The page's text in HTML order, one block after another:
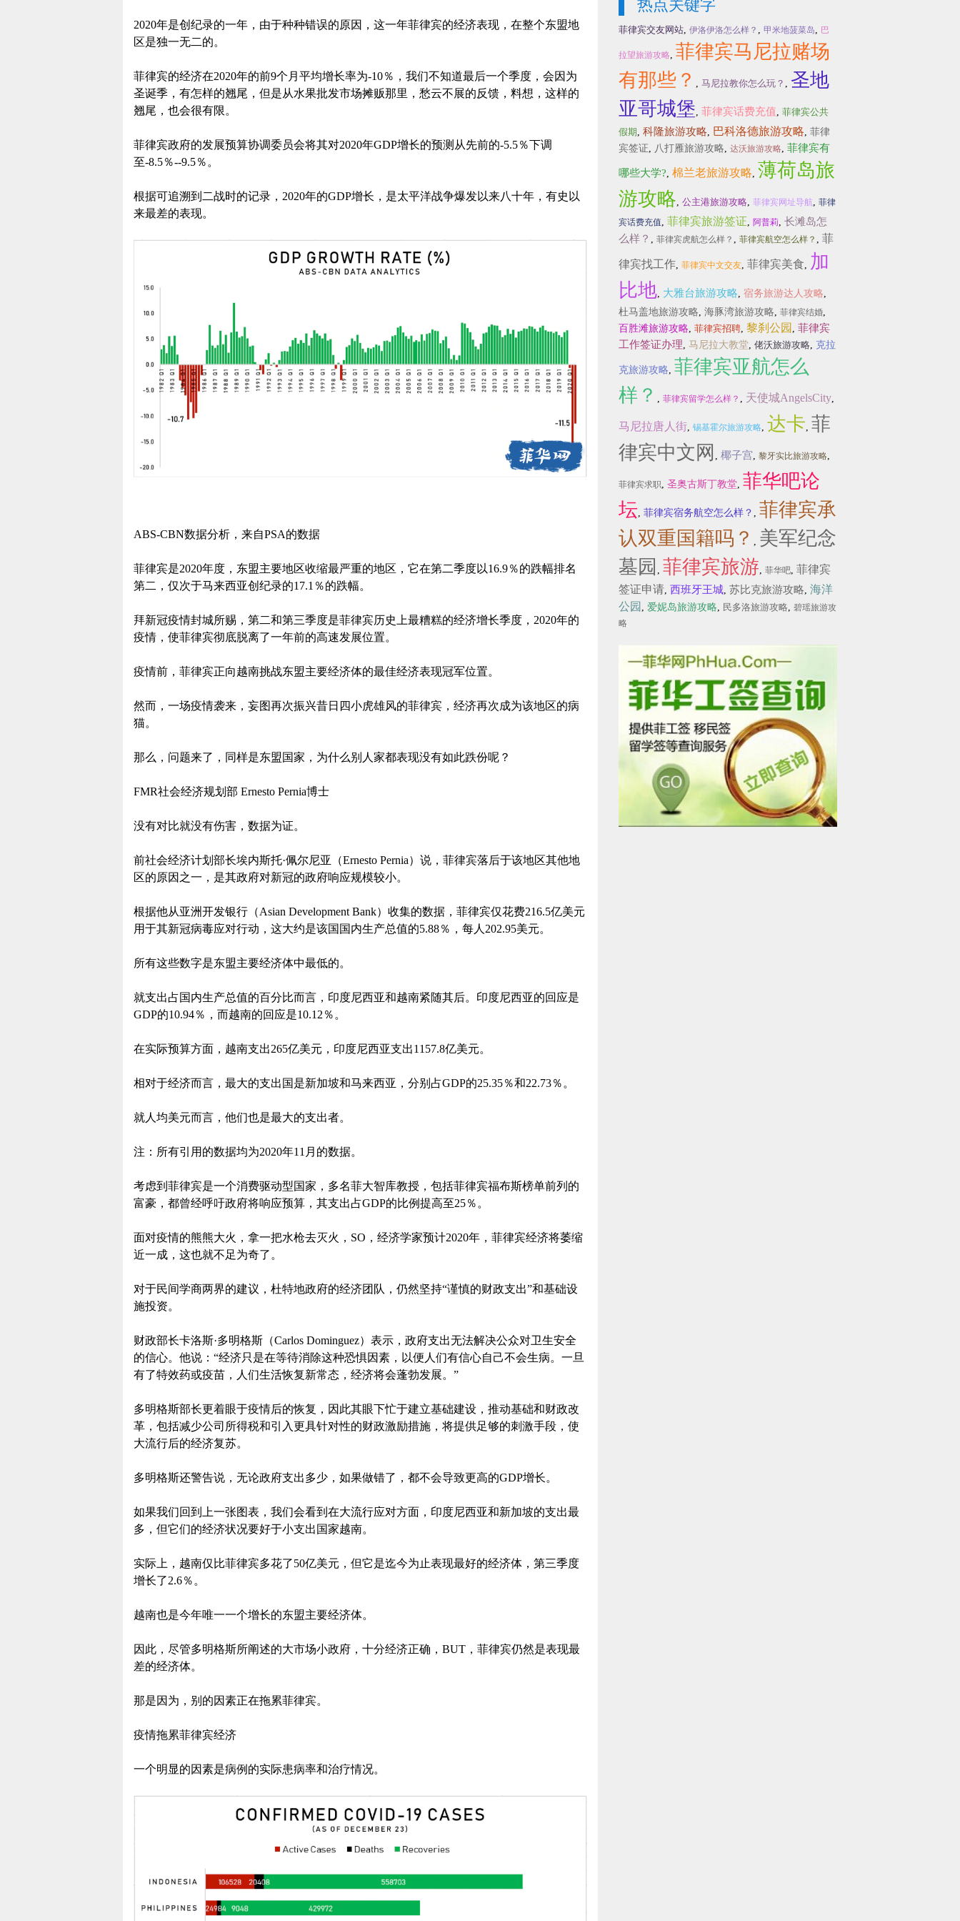
2020年是创纪录的一年，由于种种错误的原因，这一年菲律宾的经济表现，在整个东盟地
区是独一无二的。
菲律宾的经济在2020年的前9个月平均增长率为-10％，我们不知道最后一个季度，会因为
圣诞季，有怎样的翘尾，但是从水果批发市场摊贩那里，愁云不展的反馈，料想，这样的
翘尾，也会很有限。
菲律宾政府的发展预算协调委员会将其对2020年GDP增长的预测从先前的-5.5％下调
至-8.5％--9.5％。
根据可追溯到二战时的记录，2020年的GDP增长，是太平洋战争爆发以来八十年，有史以
来最差的表现。
ABS-CBN数据分析，来自PSA的数据
菲律宾是2020年度，东盟主要地区收缩最严重的地区，它在第二季度以16.9％的跌幅排名
第二，仅次于马来西亚创纪录的17.1％的跌幅。
拜新冠疫情封城所赐，第二和第三季度是菲律宾历史上最糟糕的经济增长季度，2020年的
疫情，使菲律宾彻底脱离了一年前的高速发展位置。
疫情前，菲律宾正向越南挑战东盟主要经济体的最佳经济表现冠军位置。
然而，一场疫情袭来，妄图再次振兴昔日四小虎雄风的菲律宾，经济再次成为该地区的病
猫。
那么，问题来了，同样是东盟国家，为什么别人家都表现没有如此跌份呢？
FMR社会经济规划部 Ernesto Pernia博士
没有对比就没有伤害，数据为证。
前社会经济计划部长埃内斯托·佩尔尼亚（Ernesto Pernia）说，菲律宾落后于该地区其他地
区的原因之一，是其政府对新冠的政府响应规模较小。
根据他从亚洲开发银行（Asian Development Bank）收集的数据，菲律宾仅花费216.5亿美元
用于其新冠病毒应对行动，这大约是该国国内生产总值的5.88％，每人202.95美元。
所有这些数字是东盟主要经济体中最低的。
就支出占国内生产总值的百分比而言，印度尼西亚和越南紧随其后。印度尼西亚的回应是
GDP的10.94％，而越南的回应是10.12％。
在实际预算方面，越南支出265亿美元，印度尼西亚支出1157.8亿美元。
相对于经济而言，最大的支出国是新加坡和马来西亚，分别占GDP的25.35％和22.73％。
就人均美元而言，他们也是最大的支出者。
注：所有引用的数据均为2020年11月的数据。
考虑到菲律宾是一个消费驱动型国家，多名菲大智库教授，包括菲律宾福布斯榜单前列的
富豪，都曾经呼吁政府将响应预算，其支出占GDP的比例提高至25％。
面对疫情的熊熊大火，拿一把水枪去灭火，SO，经济学家预计2020年，菲律宾经济将萎缩
近一成，这也就不足为奇了。
对于民间学商两界的建议，杜特地政府的经济团队，仍然坚持“谨慎的财政支出”和基础设
施投资。
财政部长卡洛斯·多明格斯（Carlos Dominguez）表示，政府支出无法解决公众对卫生安全
的信心。他说：“经济只是在等待消除这种恐惧因素，以便人们有信心自己不会生病。一旦
有了特效药或疫苗，人们生活恢复新常态，经济将会蓬勃发展。”
多明格斯部长更着眼于疫情后的恢复，因此其眼下忙于建立基础建设，推动基础和财政改
革，包括减少公司所得税和引入更具针对性的财政激励措施，将提供足够的刺激手段，使
大流行后的经济复苏。
多明格斯还警告说，无论政府支出多少，如果做错了，都不会导致更高的GDP增长。
如果我们回到上一张图表，我们会看到在大流行应对方面，印度尼西亚和新加坡的支出最
多，但它们的经济状况要好于小支出国家越南。
实际上，越南仅比菲律宾多花了50亿美元，但它是迄今为止表现最好的经济体，第三季度
增长了2.6％。
越南也是今年唯一一个增长的东盟主要经济体。
因此，尽管多明格斯所阐述的大市场小政府，十分经济正确，BUT，菲律宾仍然是表现最
差的经济体。
那是因为，别的因素正在拖累菲律宾。
疫情拖累菲律宾经济
一个明显的因素是病例的实际患病率和治疗情况。
热点关键字
菲律宾交友网站, 伊洛伊洛怎么样？ , 甲米地菠菜岛, 巴
拉望旅游攻略, 菲律宾马尼拉赌场
有那些？ , 马尼拉教你怎么玩？ , 圣地
亚哥城堡, 菲律宾话费充值, 菲律宾公共
假期, 科隆旅游攻略, 巴科洛德旅游攻略, 菲律
宾签证, 八打雁旅游攻略, 达沃旅游攻略, 菲律宾有
哪些大学?, 棉兰老旅游攻略, 薄荷岛旅
游攻略, 公主港旅游攻略, 菲律宾网址导航, 菲律
宾话费充值, 菲律宾旅游签证, 阿普莉, 长滩岛怎
么样？ , 菲律宾虎航怎么样？ , 菲律宾航空怎么样？ , 菲
律宾找工作, 菲律宾中文交友, 菲律宾美食, 加
比地, 大雅台旅游攻略, 宿务旅游达人攻略,
杜马盖地旅游攻略, 海豚湾旅游攻略, 菲律宾结婚,
百胜滩旅游攻略, 菲律宾招聘, 黎刹公园 , 菲律宾
工作签证办理, 马尼拉大教堂, 佬沃旅游攻略, 克拉
克旅游攻略, 菲律宾亚航怎么
样？ , 菲律宾留学怎么样？ , 天使城AngelsCity,
马尼拉唐人街, 锡基霍尔旅游攻略, 达卡, 菲
律宾中文网 , 椰子宫, 黎牙实比旅游攻略,
菲律宾求职, 圣奥古斯丁教堂, 菲华吧论
坛, 菲律宾宿务航空怎么样？ , 菲律宾承
认双重国籍吗？ , 美军纪念
墓园 , 菲律宾旅游, 菲华吧, 菲律宾
签证申请, 西班牙王城, 苏比克旅游攻略, 海洋
公园 , 爱妮岛旅游攻略, 民多洛旅游攻略, 碧瑶旅游攻
略